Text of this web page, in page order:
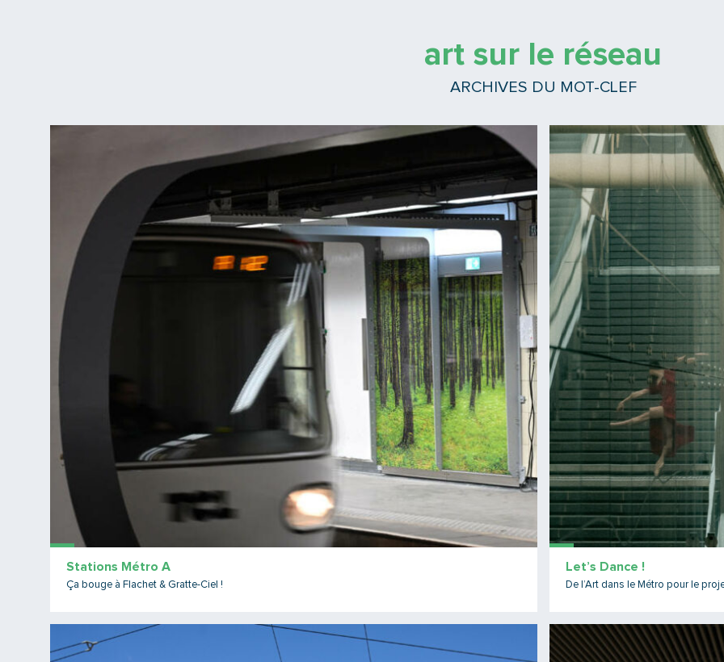
art sur le réseau
ARCHIVES DU MOT-CLEF
Stations Métro A
Ça bouge à Flachet & Gratte-Ciel !
Lire la suite
Let’s Dance !
De l’Art dans le Métro pour le
Lire la suite